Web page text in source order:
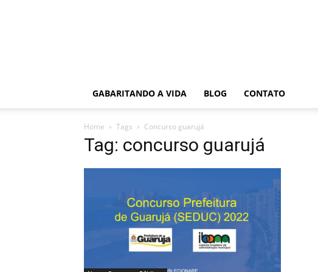
GABARITANDO A VIDA BLOG CONTATO
Home Tags Concurso guarujá
Tag: concurso guarujá